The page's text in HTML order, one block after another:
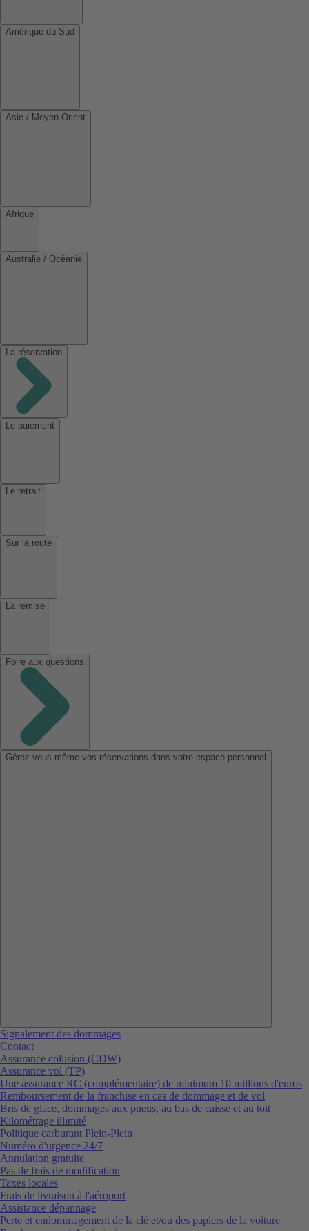
Amérique du Sud
Asie / Moyen-Orient
Afrique
Australie / Océanie
La réservation
Le paiement
Le retrait
Sur la route
La remise
Foire aux questions
Gérez vous-même vos réservations dans votre espace personnel
Signalement des dommages
Contact
Assurance collision (CDW)
Assurance vol (TP)
Une assurance RC (complémentaire) de minimum 10 millions d'euros
Remboursement de la franchise en cas de dommage et de vol
Bris de glace, dommages aux pneus, au bas de caisse et au toit
Kilométrage illimité
Politique carburant Plein-Plein
Numéro d'urgence 24/7
Annulation gratuite
Pas de frais de modification
Taxes locales
Frais de livraison à l'aéroport
Assistance dépannage
Perte et endommagement de la clé et/ou des papiers de la voiture